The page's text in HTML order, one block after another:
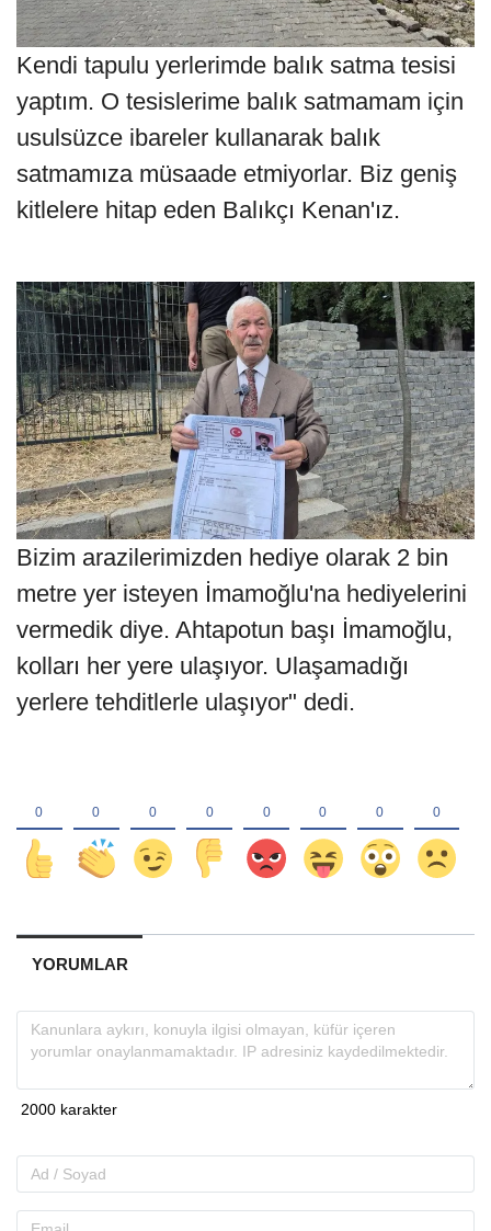
Kendi tapulu yerlerimde balık satma tesisi
yaptım. O tesislerime balık satmamam için
usulsüzce ibareler kullanarak balık
satmamıza müsaade etmiyorlar. Biz geniş
kitlelere hitap eden Balıkçı Kenan'ız.
Bizim arazilerimizden hediye olarak 2 bin
metre yer isteyen İmamoğlu'na hediyelerini
vermedik diye. Ahtapotun başı İmamoğlu,
kolları her yere ulaşıyor. Ulaşamadığı
yerlere tehditlerle ulaşıyor" dedi.
YORUMLAR